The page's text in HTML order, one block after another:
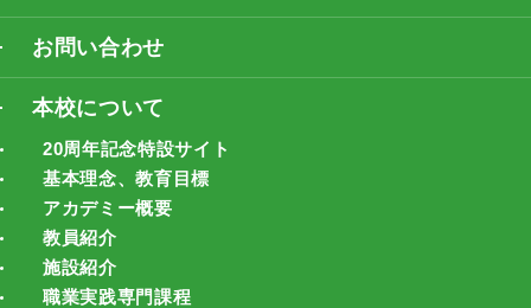
お問い合わせ
本校について
20周年記念特設サイト
基本理念、教育目標
アカデミー概要
教員紹介
施設紹介
職業実践専門課程